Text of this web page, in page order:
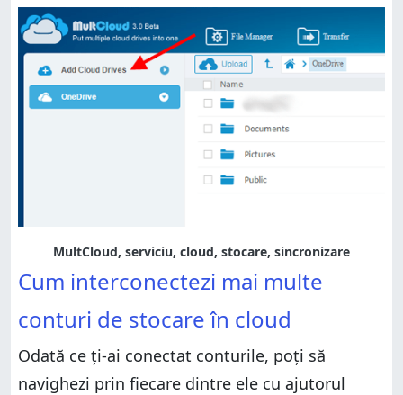
MultCloud, serviciu, cloud, stocare, sincronizare
Cum interconectezi mai multe
conturi de stocare în cloud
Odată ce ți-ai conectat conturile, poți să
navighezi prin fiecare dintre ele cu ajutorul